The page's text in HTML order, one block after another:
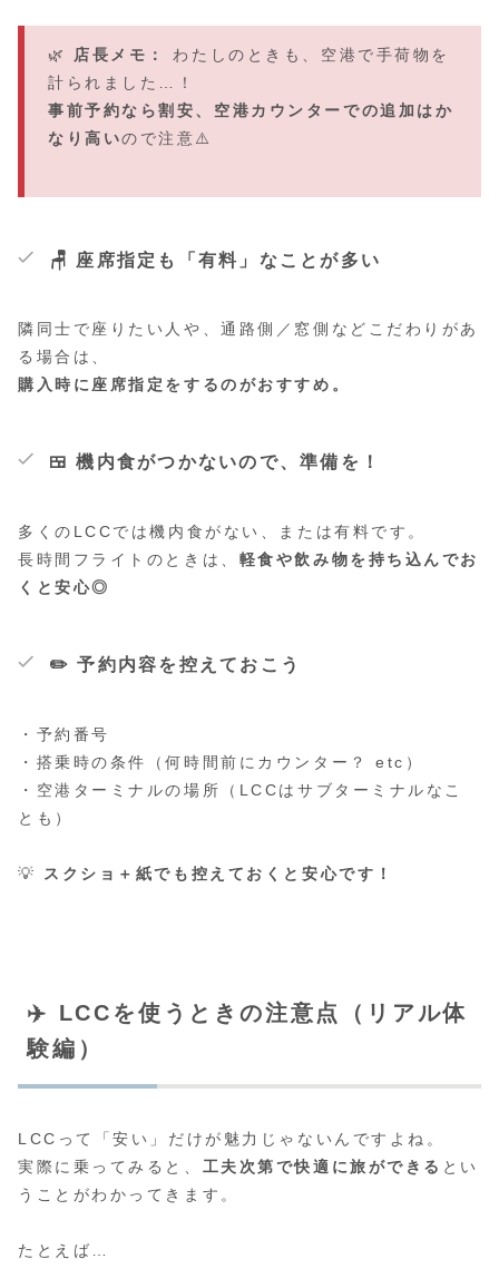
🌿 店長メモ：
わたしのときも、空港で手荷物を
計られました…！
事前予約なら割安、空港カウンターでの追加はか
なり高いので注意⚠️
🪑 座席指定も「有料」なことが多い
隣同士で座りたい人や、通路側／窓側などこだわりがあ
る場合は、
購入時に座席指定をするのがおすすめ。
🍱 機内食がつかないので、準備を！
多くのLCCでは機内食がない、または有料です。
長時間フライトのときは、 軽食や飲み物を持ち込んでお
くと安心◎
✏️ 予約内容を控えておこう
・予約番号
・搭乗時の条件（何時間前にカウンター？ etc）
・空港ターミナルの場所（LCCはサブターミナルなこ
とも）
💡 スクショ＋紙でも控えておくと安心です！
✈️ LCCを使うときの注意点（リアル体
験編）
LCCって「安い」だけが魅力じゃないんですよね。
実際に乗ってみると、 工夫次第で快適に旅ができる とい
うことがわかってきます。
たとえば…